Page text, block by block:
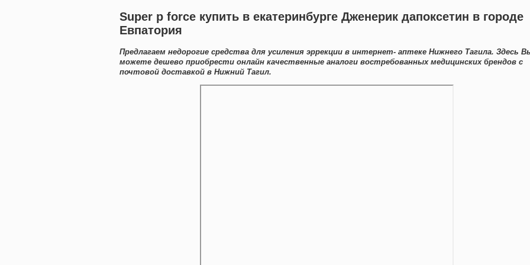
Super p force купить в екатеринбурге Дженерик дапоксетин в городе
Евпатория
Предлагаем недорогие средства для усиления эррекции в интернет- аптеке Нижнего Тагила. Здесь
можете дешево приобрести онлайн качественные аналоги востребованных медицинских брендов с
почтовой доставкой в Нижний Тагил.